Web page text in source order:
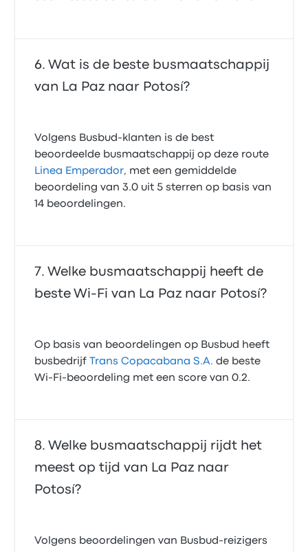
Wat is de beste busmaatschappij
van La Paz naar Potosí?
Volgens Busbud-klanten is de best
beoordeelde busmaatschappij op deze route
Linea Emperador, met een gemiddelde
beoordeling van 3.0 uit 5 sterren op basis van
14 beoordelingen.
Welke busmaatschappij heeft de
beste Wi‑Fi van La Paz naar Potosí?
Op basis van beoordelingen op Busbud heeft
busbedrijf
Trans Copacabana S.A. de beste
Wi-Fi-beoordeling met een score van 0.2.
Welke busmaatschappij rijdt het
meest op tijd van La Paz naar
Potosí?
Volgens beoordelingen van Busbud-reizigers